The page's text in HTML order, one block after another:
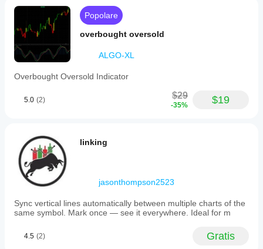
Popolare
overbought oversold
ALGO-XL
Overbought Oversold Indicator
5.0 (2) $29
-35% $19
linking
jasonthompson2523
Sync vertical lines automatically between multiple charts of the
same symbol. Mark once — see it everywhere. Ideal for m
4.5 (2) Gratis